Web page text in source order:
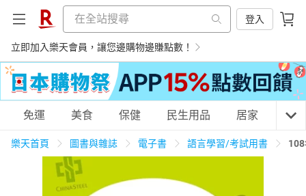
登入
立即加入樂天會員，讓您邊購物邊賺點數！
購物網分類
美食蛋糕 養生保健
免運 美食 保健 民生用品 居家 3C
樂天首頁 圖書與雜誌 電子書 語言學習/考試用書